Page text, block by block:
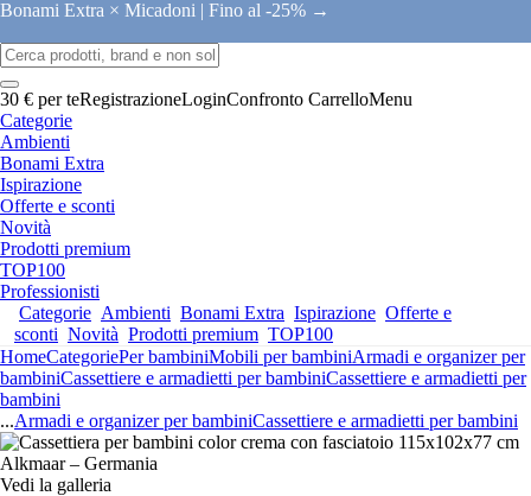
Bonami Extra × Micadoni | Fino al -25% →
30 € per teRegistrazioneLoginConfronto CarrelloMenu
Categorie
Ambienti
Bonami Extra
Ispirazione
Offerte e sconti
Novità
Prodotti premium
TOP100
Professionisti
Categorie Ambienti Bonami Extra Ispirazione Offerte e
sconti Novità Prodotti premium TOP100
HomeCategoriePer bambiniMobili per bambiniArmadi e organizer per
bambiniCassettiere e armadietti per bambiniCassettiere e armadietti per
bambini
...Armadi e organizer per bambiniCassettiere e armadietti per bambini
Vedi la galleria